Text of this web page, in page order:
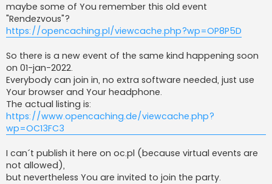
maybe some of You remember this old event
"Rendezvous"?
https://opencaching.pl/viewcache.php?wp=OP8P5D
So there is a new event of the same kind happening soon
on 01-jan-2022.
Everybody can join in, no extra software needed, just use
Your browser and Your headphone.
The actual listing is:
https://www.opencaching.de/viewcache.php?
wp=OC13FC3
I can´t publish it here on oc.pl (because virtual events are
not allowed),
but nevertheless You are invited to join the party.